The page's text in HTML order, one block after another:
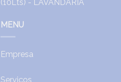
MENU
Empresa
Serviços